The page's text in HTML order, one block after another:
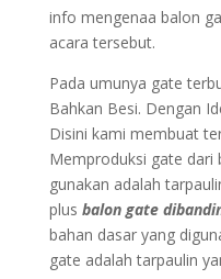
info mengenaa balon
acara tersebut.
Pada umunya gate
Bahkan Besi. Dengan
Disini kami membuat
Memproduksi gate dari
gunakan adalah
plus balon gate
bahan dasar yang
gate adalah tarpaulin